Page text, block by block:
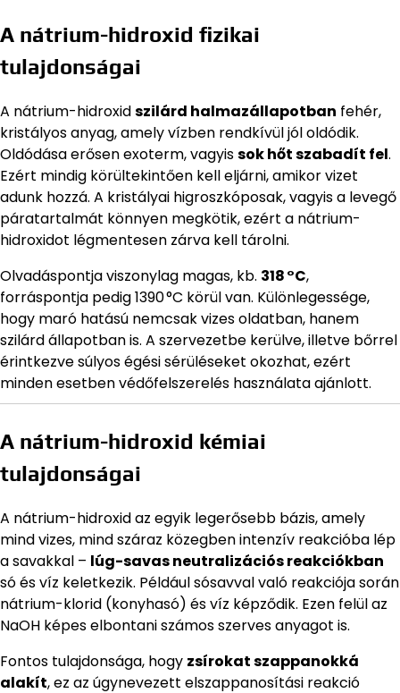
A nátrium-hidroxid fizikai
tulajdonságai
A nátrium-hidroxidszilárd halmazállapotban fehér,
kristályos anyag, amely vízben rendkívül jól oldódik.
Oldódása erősen exoterm, vagyissok hőt szabadít fel.
Ezért mindig körültekintően kell eljárni, amikor vizet
adunk hozzá. A kristályai higroszkóposak, vagyis a levegő
páratartalmát könnyen megkötik, ezért a nátrium-
hidroxidot légmentesen zárva kell tárolni.
Olvadáspontja viszonylag magas, kb. 318 °C,
forráspontja pedig 1390 °C körül van. Különlegessége,
hogy maró hatású nemcsak vizes oldatban, hanem
szilárd állapotban is. A szervezetbe kerülve, illetve bőrrel
érintkezve súlyos égési sérüléseket okozhat, ezért
minden esetben védőfelszerelés használata ajánlott.
A nátrium-hidroxid kémiai
tulajdonságai
A nátrium-hidroxid az egyik legerősebb bázis, amely
mind vizes, mind száraz közegben intenzív reakcióba lép
a savakkal – lúg-savas neutralizációs reakciókban
só és víz keletkezik. Például sósavval való reakciója során
nátrium-klorid (konyhasó) és víz képződik. Ezen felül az
NaOH képes elbontani számos szerves anyagot is.
Fontos tulajdonsága, hogy zsírokat szappanokká
alakít, ez az úgynevezett elszappanosítási reakció